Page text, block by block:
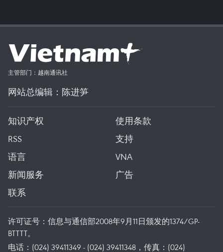
主管部门：越南通讯社
网站总编辑：陈进笋
知识产权
使用条款
RSS
支持
语言
VNA
新闻服务
广告
联系
许可证号：信息与通信部2008年9月11日颁发的1374/GP-
BTTTT。
电话：(024) 39411349 - (024) 39411348，传真：(024)